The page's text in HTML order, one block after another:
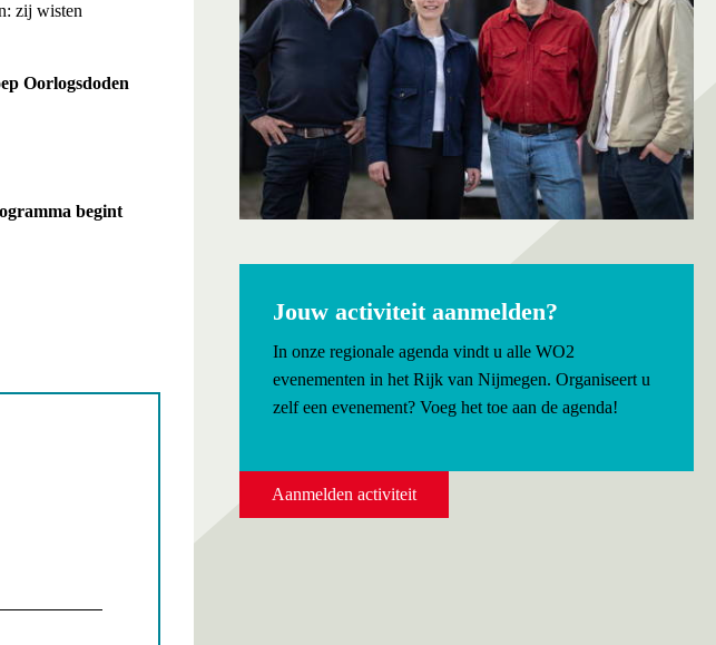
zij wisten
Oorlogsdoden
begint
Jouw activiteit aanmelden?
In onze regionale agenda vindt u alle WO2
evenementen in het Rijk van Nijmegen. Organiseert u
zelf een evenement? Voeg het toe aan de agenda!
Aanmelden activiteit